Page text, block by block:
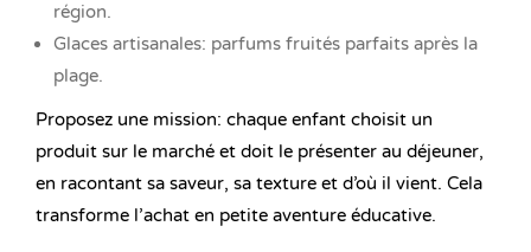
région.
Glaces artisanales: parfums fruités parfaits après la
plage.
Proposez une mission: chaque enfant choisit un
produit sur le marché et doit le présenter au déjeuner,
en racontant sa saveur, sa texture et d’où il vient. Cela
transforme l’achat en petite aventure éducative.